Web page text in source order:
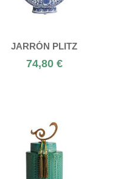
JARRÓN PLITZ
74,80 €